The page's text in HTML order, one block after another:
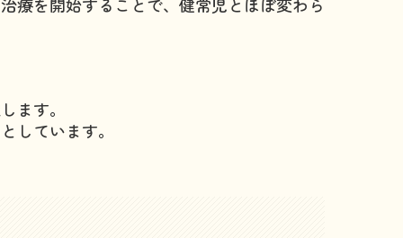
ます。
しています。